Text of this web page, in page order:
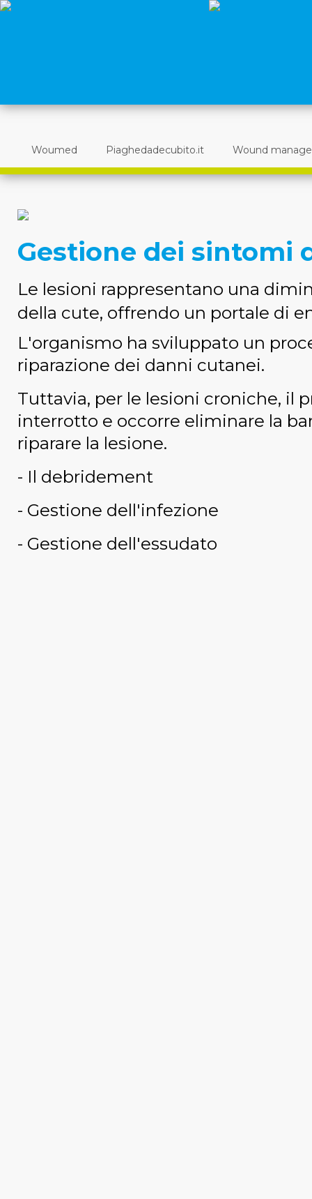
Woumed Piaghedadecubito.it Wound
Gestione dei sintomi
Le lesioni rappresentano una
della cute, offrendo un portale di
L'organismo ha sviluppato un
riparazione dei danni cutanei.
Tuttavia, per le lesioni croniche, il
interrotto e occorre eliminare la
riparare la lesione.
- Il debridement
- Gestione dell'infezione
- Gestione dell'essudato